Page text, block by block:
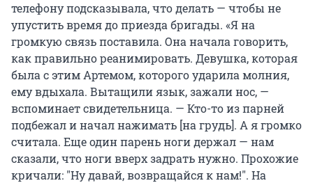
телефону подсказывала, что делать — чтобы не
упустить время до приезда бригады. «Я на
громкую связь поставила. Она начала говорить,
как правильно реанимировать. Девушка, которая
была с этим Артемом, которого ударила молния,
ему вдыхала. Вытащили язык, зажали нос, —
вспоминает свидетельница. — Кто-то из парней
подбежал и начал нажимать [на грудь]. А я громко
считала. Еще один парень ноги держал — нам
сказали, что ноги вверх задрать нужно. Прохожие
кричали: "Ну давай, возвращайся к нам!". На